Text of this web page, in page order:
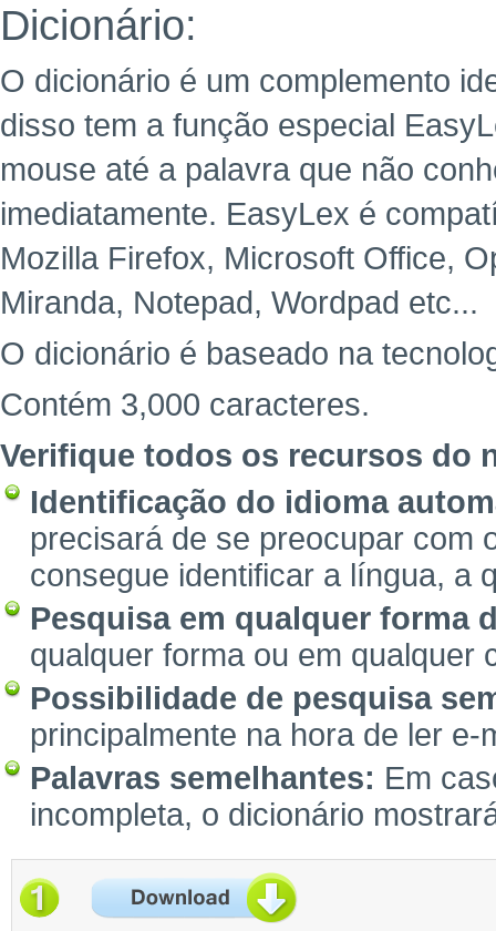
Dicionário:
O dicionário é um complemento
disso tem a função especial
mouse até a palavra que não
imediatamente. EasyLex é
Mozilla Firefox, Microsoft Office,
Miranda, Notepad, Wordpad etc...
O dicionário é baseado na
Contém 3,000 caracteres.
Verifique todos os recursos do
Identificação do idioma
precisará de se preocupar com
consegue identificar a língua, a
Pesquisa em qualquer forma
qualquer forma ou em qualquer
Possibilidade de pesquisa
principalmente na hora de ler
Palavras semelhantes: Em
incompleta, o dicionário